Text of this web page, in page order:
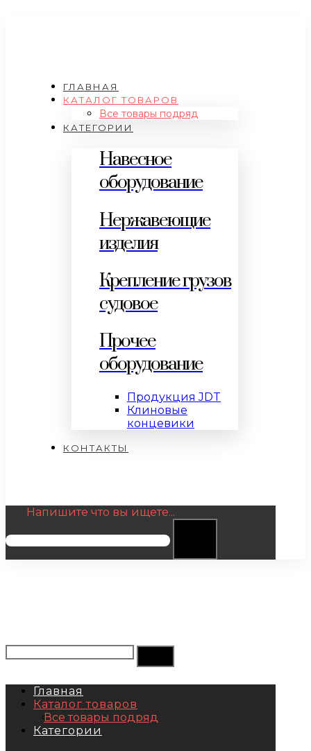
ГЛАВНАЯ
КАТАЛОГ ТОВАРОВ
Все товары подряд
КАТЕГОРИИ
Навесное
оборудование
Нержавеющие
изделия
Крепление грузов
судовое
Прочее
оборудование
Продукция JDT
Клиновые
концевики
КОНТАКТЫ
Напишите что вы ищете...
Главная
Каталог товаров
Все товары подряд
Категории